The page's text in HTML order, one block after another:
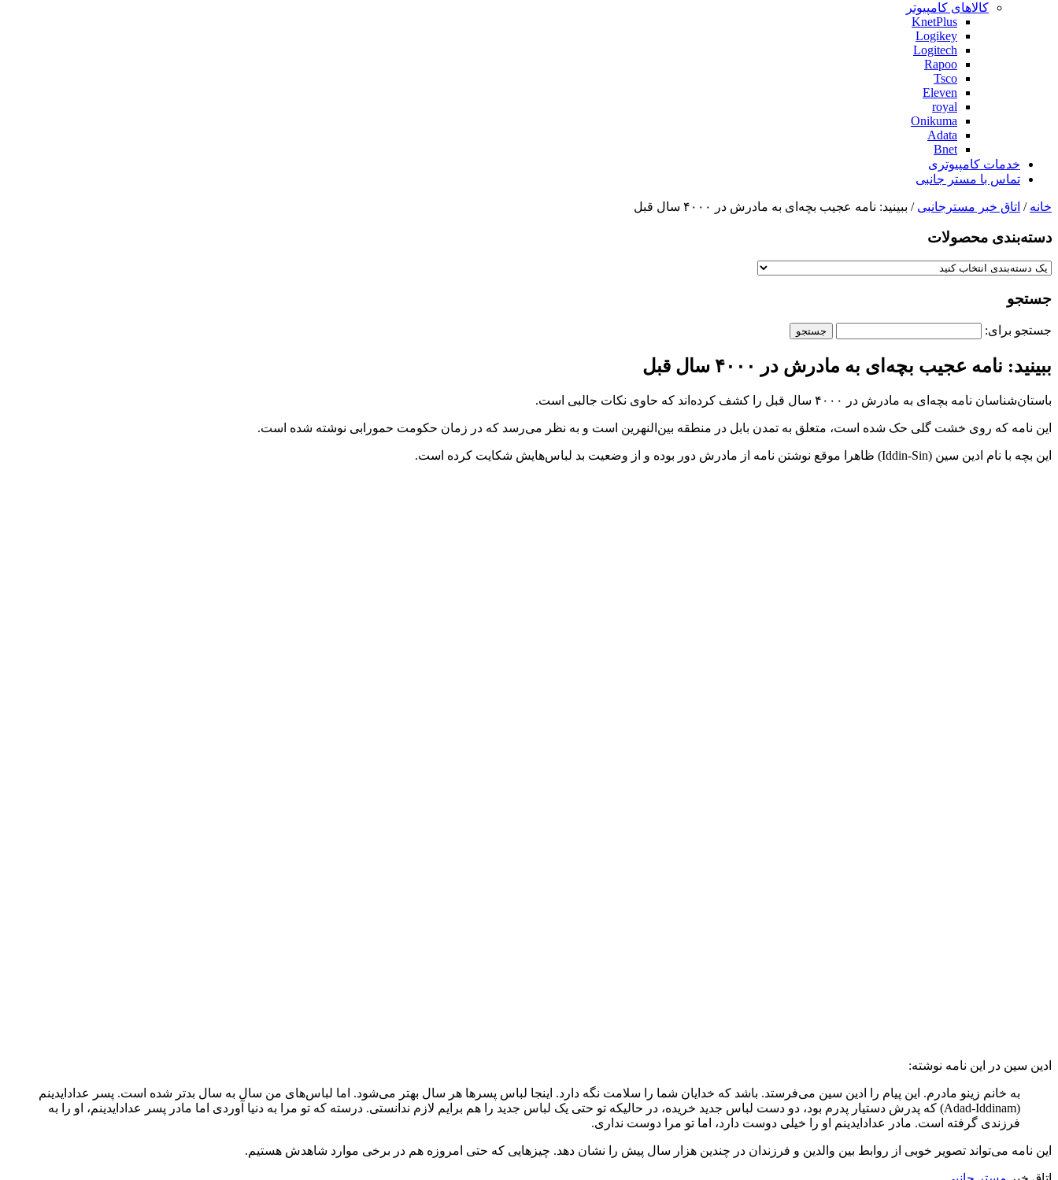
کالاهای کامپیوتر
KnetPlus
Logikey
Logitech
Rapoo
Tsco
Eleven
royal
Onikuma
Adata
Bnet
خدمات کامپیوتری
تماس با مستر جانبی
خانه / اتاق خبر مسترجانبی / ببینید: نامه عجیب بچه‌ای به مادرش در ۴۰۰۰ سال قبل
دسته‌بندی‌ محصولات
جستجو
جستجو برای:
ببینید: نامه عجیب بچه‌ای به مادرش در ۴۰۰۰ سال قبل
باستان‌شناسان نامه بچه‌ای به مادرش در ۴۰۰۰ سال قبل را کشف کرده‌اند که حاوی نکات جالبی است.
این نامه که روی خشت گلی حک شده است، متعلق به تمدن بابل در منطقه بین‌النهرین است و به نظر می‌رسد که در زمان حکومت حمورابی نوشته شده است.
این بچه با نام ادین‌ سین (Iddin-Sin) ظاهرا موقع نوشتن نامه از مادرش دور بوده و از وضعیت بد لباس‌هایش شکایت کرده است.
ادین‌ سین در این نامه نوشته:
به خانم زینو مادرم. این پیام را ادین‌ سین می‌فرستد. باشد که خدایان شما را سلامت نگه دارد. اینجا لباس پسرها هر سال بهتر می‌شود. اما لباس‌های من سال به سال بدتر شده است. پسر عدادایدینم
(Adad-Iddinam) که پدرش دستیار پدرم بود، دو دست لباس جدید خریده، در حالیکه تو حتی یک لباس جدید را هم برایم لازم ندانستی. درسته که تو مرا به دنیا آوردی اما مادر پسر عدادایدینم، او را به
فرزندی گرفته است. مادر عدادایدینم او را خیلی دوست دارد، اما تو مرا دوست نداری.
این نامه می‌تواند تصویر خوبی از روابط بین والدین و فرزندان در چندین هزار سال پیش را نشان دهد. چیزهایی که حتی امروزه هم در برخی موارد شاهدش هستیم.